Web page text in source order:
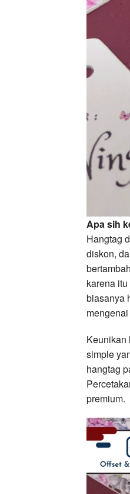
Apa sih
Hangtag
diskon,
karena
biasanya
Keunikan
simple
hangtag
premium.